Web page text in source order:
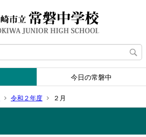
今日の常磐中
令和２年度 ２月